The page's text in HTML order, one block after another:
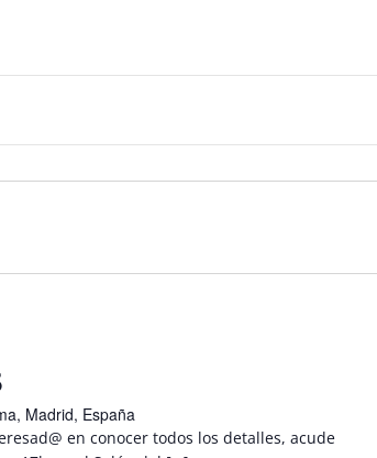
Madrid, España
en conocer todos los detalles, acude